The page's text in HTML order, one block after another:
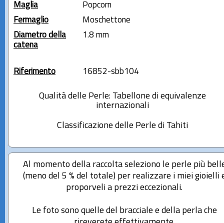
Maglia
Popcorn
Fermaglio
Moschettone
Diametro della
catena
1.8 mm
Riferimento 16852-sbb104
Qualità delle Perle: Tabellone di equivalenze
internazionali
Classificazione delle Perle di Tahiti
Al momento della raccolta seleziono le perle più
(meno del 5 % del totale) per realizzare i miei gioielli
proporveli a prezzi eccezionali.
Le foto sono quelle del bracciale e della perla che